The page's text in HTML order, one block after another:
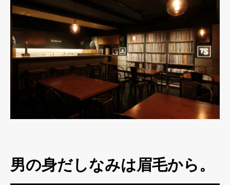
男の身だしなみは眉毛から。